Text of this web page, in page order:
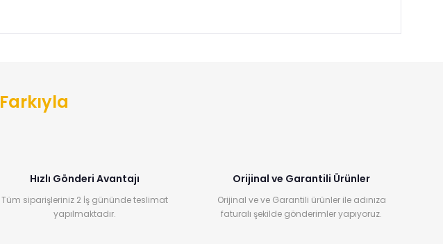
Farkıyla
Hızlı Gönderi Avantajı
Tüm siparişleriniz 2 İş gününde teslimat
yapılmaktadır.
Orijinal ve Garantili Ürünler
Orijinal ve ve Garantili ürünler ile adınıza
faturalı şekilde gönderimler yapıyoruz.